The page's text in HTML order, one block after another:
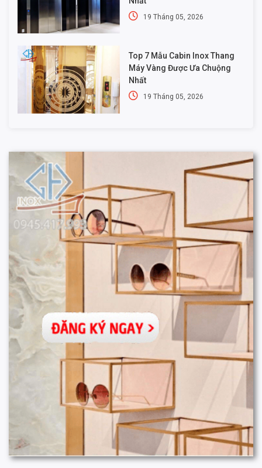
19 Tháng 05, 2026
Top 7 Mẫu Cabin Inox Thang
Máy Vàng Được Ưa Chuộng
Nhất
19 Tháng 05, 2026